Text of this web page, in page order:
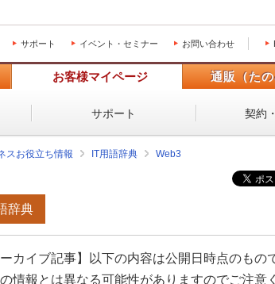
サポート イベント・セミナー お問い合わせ
お客様マイページ 通販（たの
サポート 契約
スお役立ち情報 IT用語辞典 Web3
辞典
ーカイブ記事】以下の内容は公開日時点のもの
情報とは異なる可能性がありますのでご注意